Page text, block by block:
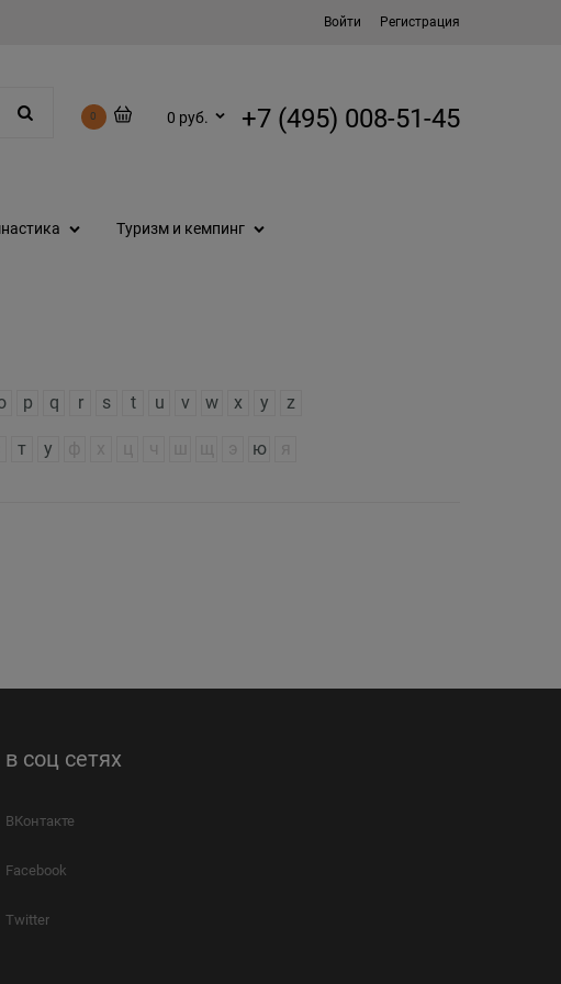
Войти Регистрация
0 0 руб. +7 (495) 008-51-45
Туризм и кемпинг
p q r s t u v w x y z
т у ю
соц сетях
ВКонтакте
Facebook
Twitter